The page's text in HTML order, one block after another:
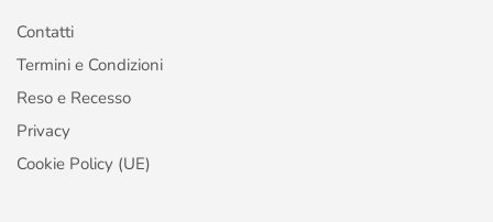
Contatti
Termini e Condizioni
Reso e Recesso
Privacy
Cookie Policy (UE)